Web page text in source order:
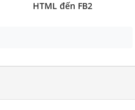
HTML đến FB2